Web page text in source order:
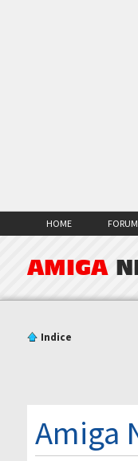
HOME FORUM
AMIGA
Indice
Amiga